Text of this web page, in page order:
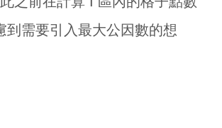
到需要引入最大公因數的想